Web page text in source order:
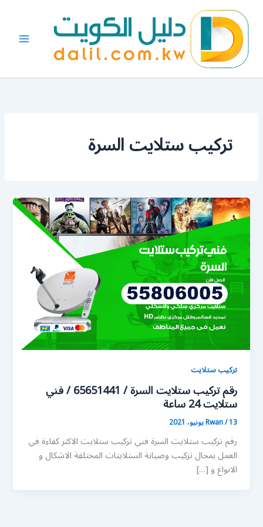
المحتوى
تركيب ستلايت السرة
تركيب ستلايت
رقم تركيب ستلايت السرة / 65651441 / فني
ستلايت 24 ساعة
Rwan/13 يونيو، 2021
رقم تركيب ستلايت السرة فني تركيب ستلايت الاكثر كفاءة في
العمل بمجال تركيب وصيانة الستلايتات المختلفة الاشكال و
الانواع و […]